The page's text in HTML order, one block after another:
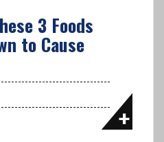
3 Foods
to Cause